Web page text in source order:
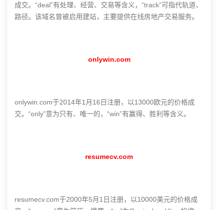
成交。“deal”有处理、经营、交易等含义，“track”可指代轨道、
路径。该域名曾被启用建站，主要提供在线房地产交易服务。
onlywin.com
onlywin.com于2014年1月16日注册，以13000欧元的价格成
交。“only”意为只有、唯一的，“win”有赢得、胜利等含义。
resumecv.com
resumecv.com于2000年5月1日注册，以10000美元的价格成